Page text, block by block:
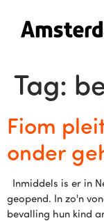
Tag:
Fiom
onder
Inmiddels is er in
geopend. In zo'n
bevalling hun kind